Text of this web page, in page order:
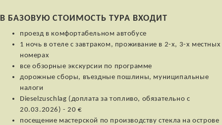
В БАЗОВУЮ СТОИМОСТЬ ТУРА ВХОДИТ
проезд в комфортабельном автобусе
1 ночь в отеле с завтраком, проживание в 2-х, 3-х местных
номерах
все обзорные экскурсии по программе
дорожные сборы, въездные пошлины, муниципальные
налоги
Dieselzuschlag (доплата за топливо, обязательно с
20.03.2026) - 20 €
посещение мастерской по производству стекла на острове